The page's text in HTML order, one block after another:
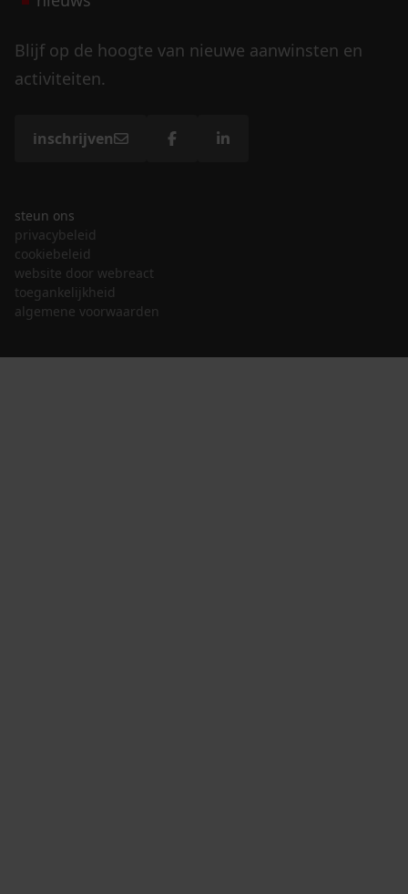
Blijf op de hoogte van nieuwe aanwinsten en
activiteiten.
inschrijven
steun ons
privacybeleid
cookiebeleid
website door webreact
toegankelijkheid
algemene voorwaarden